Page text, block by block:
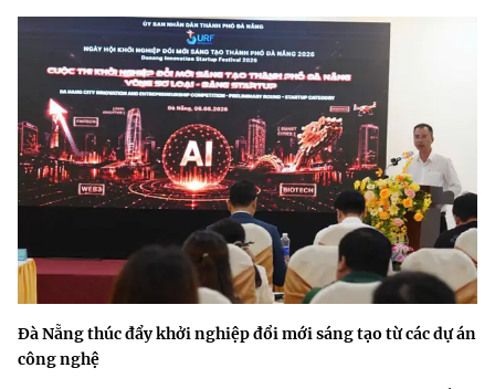
Đà Nẵng thúc đẩy khởi nghiệp đổi mới sáng tạo từ các dự án
công nghệ